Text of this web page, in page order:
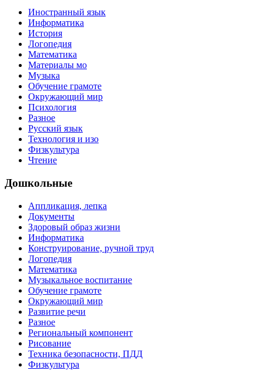
Иностранный язык
Информатика
История
Логопедия
Математика
Материалы мо
Музыка
Обучение грамоте
Окружающий мир
Психология
Разное
Русский язык
Технология и изо
Физкультура
Чтение
Дошкольные
Аппликация, лепка
Документы
Здоровый образ жизни
Информатика
Конструирование, ручной труд
Логопедия
Математика
Музыкальное воспитание
Обучение грамоте
Окружающий мир
Развитие речи
Разное
Региональный компонент
Рисование
Техника безопасности, ПДД
Физкультура